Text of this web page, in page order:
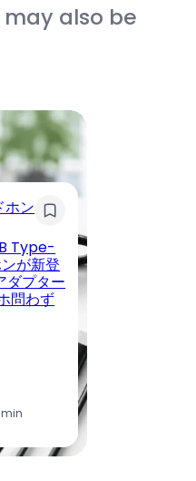
may also be
ホン
Type-
が新登
ダプター
問わず
min